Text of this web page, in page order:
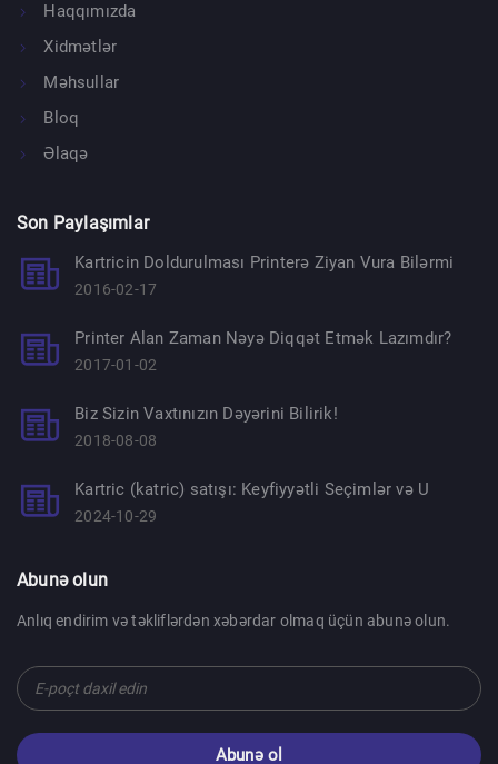
Haqqımızda
Xidmətlər
Məhsullar
Bloq
Əlaqə
Son Paylaşımlar
Kartricin Doldurulması Printerə Ziyan Vura Bilərmi
2016-02-17
Printer Alan Zaman Nəyə Diqqət Etmək Lazımdır?
2017-01-02
Biz Sizin Vaxtınızın Dəyərini Bilirik!
2018-08-08
Kartric (katric) satışı: Keyfiyyətli Seçimlər və U
2024-10-29
Abunə olun
Anlıq endirim və təkliflərdən xəbərdar olmaq üçün abunə olun.
Abunə ol